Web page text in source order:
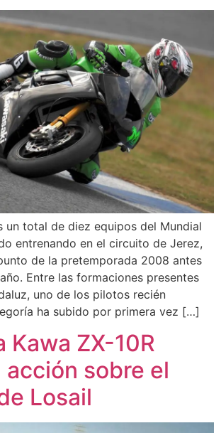
un total de diez equipos del Mundial
entrenando en el circuito de Jerez,
de la pretemporada 2008 antes
Entre las formaciones presentes
uno de los pilotos recién
ha subido por primera vez […]
Kawa ZX-10R
sobre el
Losail